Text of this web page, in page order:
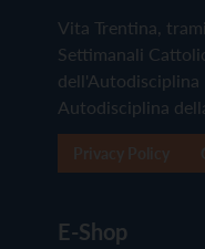
Vita Trentina,
Settimanali
dell'Autodisciplina
Autodisciplina
E-Shop